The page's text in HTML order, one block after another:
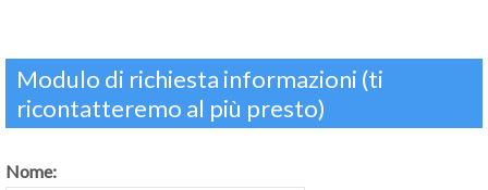
Modulo di richiesta informazioni (ti
ricontatteremo al più presto)
Nome: